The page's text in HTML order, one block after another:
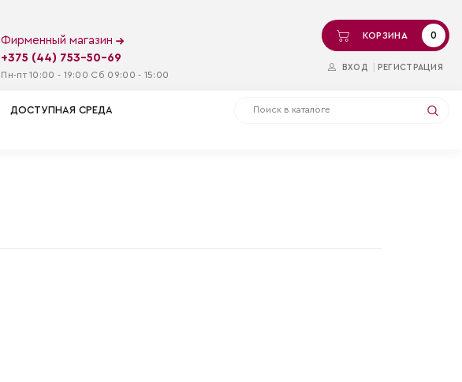
Фирменный магазин
+375 (44) 753-50-69
Пн-пт 10:00 - 19:00 Сб 09:00 - 15:00
КОРЗИНА 0
ВХОД РЕГИСТРАЦИЯ
ДОСТУПНАЯ СРЕДА